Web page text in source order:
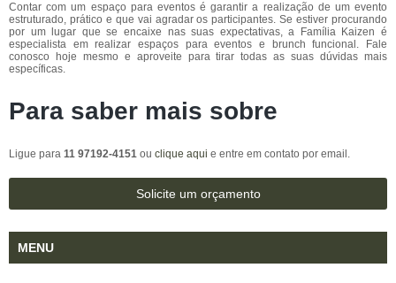
Contar com um espaço para eventos é garantir a realização de um evento
estruturado, prático e que vai agradar os participantes. Se estiver procurando
por um lugar que se encaixe nas suas expectativas, a Família Kaizen é
especialista em realizar espaços para eventos e brunch funcional. Fale
conosco hoje mesmo e aproveite para tirar todas as suas dúvidas mais
específicas.
Para saber mais sobre
Ligue para 11 97192-4151 ou clique aqui e entre em contato por email.
Solicite um orçamento
MENU